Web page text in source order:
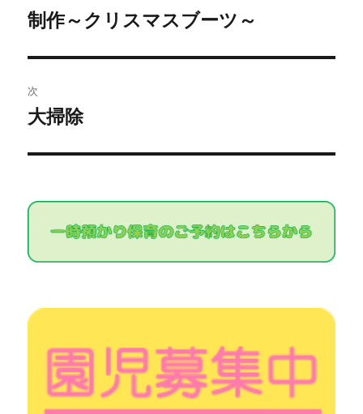
稿
ビ
ゲ
ー
ョ
ン
過
の
投
稿:
制作～クリスマスブーツ～
次
次
投
大掃除